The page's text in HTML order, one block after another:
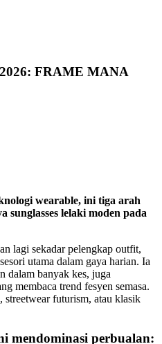
FRAME MANA
wearable, ini tiga arah
sunglasses lelaki moden pada
lagi sekadar pelengkap outfit,
utama dalam gaya harian. Ia
dalam banyak kes, juga
membaca trend fesyen semasa.
streetwear futurism, atau klasik
mendominasi perbualan: